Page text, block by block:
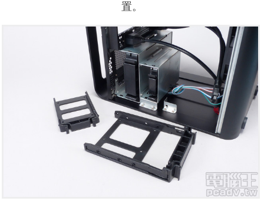
置。